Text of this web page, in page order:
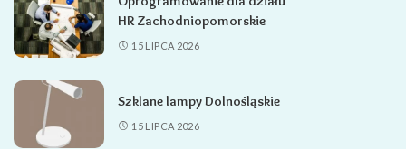
HR Zachodniopomorskie
15 LIPCA 2026
Szklane lampy Dolnośląskie
15 LIPCA 2026